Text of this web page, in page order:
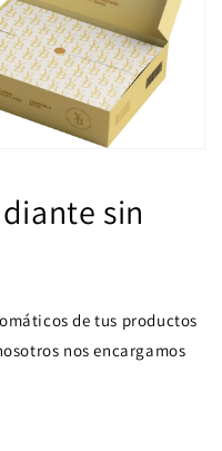
sin
de tus productos
nos encargamos